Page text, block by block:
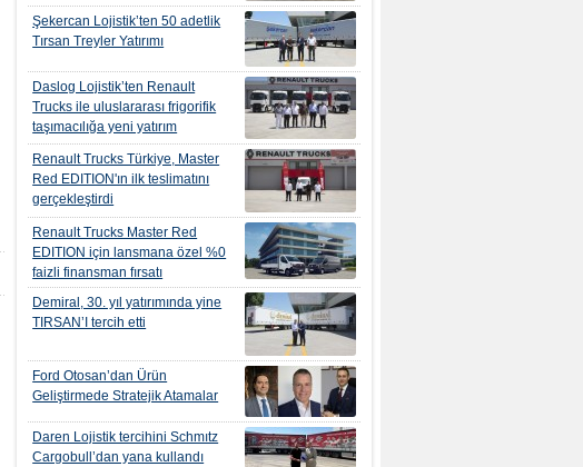
Şekercan Lojistik’ten 50 adetlik
Tırsan Treyler Yatırımı
Daslog Lojistik’ten Renault
Trucks ile uluslararası frigorifik
taşımacılığa yeni yatırım
Renault Trucks Türkiye, Master
Red EDITION'ın ilk teslimatını
gerçekleştirdi
Renault Trucks Master Red
EDITION için lansmana özel %0
faizli finansman fırsatı
Demiral, 30. yıl yatırımında yine
TIRSAN’I tercih etti
Ford Otosan’dan Ürün
Geliştirmede Stratejik Atamalar
Daren Lojistik tercihini Schmıtz
Cargobull’dan yana kullandı